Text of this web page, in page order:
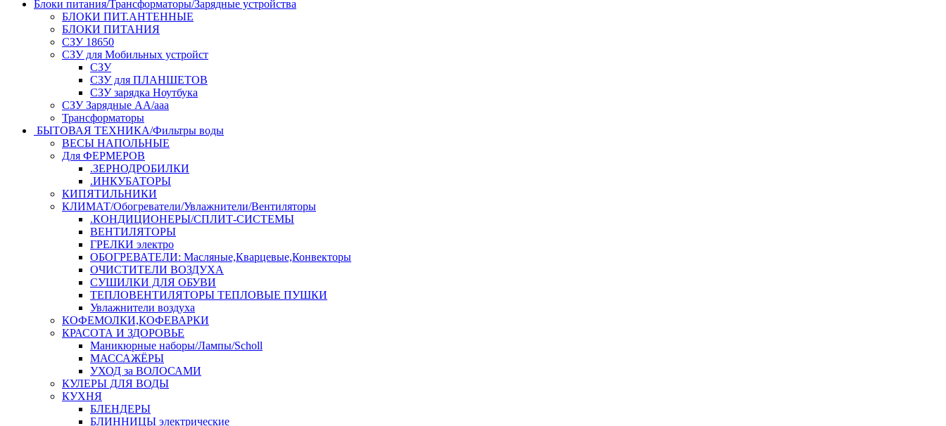
Блоки питания/Трансформаторы/Зарядные устройства
БЛОКИ ПИТ.АНТЕННЫЕ
БЛОКИ ПИТАНИЯ
СЗУ 18650
СЗУ для Мобильных устройст
СЗУ
СЗУ для ПЛАНШЕТОВ
СЗУ зарядка Ноутбука
СЗУ Зарядные АА/ааа
Трансформаторы
БЫТОВАЯ ТЕХНИКА/Фильтры воды
ВЕСЫ НАПОЛЬНЫЕ
Для ФЕРМЕРОВ
.ЗЕРНОДРОБИЛКИ
.ИНКУБАТОРЫ
КИПЯТИЛЬНИКИ
КЛИМАТ/Обогреватели/Увлажнители/Вентиляторы
.КОНДИЦИОНЕРЫ/СПЛИТ-СИСТЕМЫ
ВЕНТИЛЯТОРЫ
ГРЕЛКИ электро
ОБОГРЕВАТЕЛИ: Масляные,Кварцевые,Конвекторы
ОЧИСТИТЕЛИ ВОЗДУХА
СУШИЛКИ ДЛЯ ОБУВИ
ТЕПЛОВЕНТИЛЯТОРЫ ТЕПЛОВЫЕ ПУШКИ
Увлажнители воздуха
КОФЕМОЛКИ,КОФЕВАРКИ
КРАСОТА И ЗДОРОВЬЕ
Маникюрные наборы/Лампы/Scholl
МАССАЖЁРЫ
УХОД за ВОЛОСАМИ
КУЛЕРЫ ДЛЯ ВОДЫ
КУХНЯ
БЛЕНДЕРЫ
БЛИННИЦЫ электрические